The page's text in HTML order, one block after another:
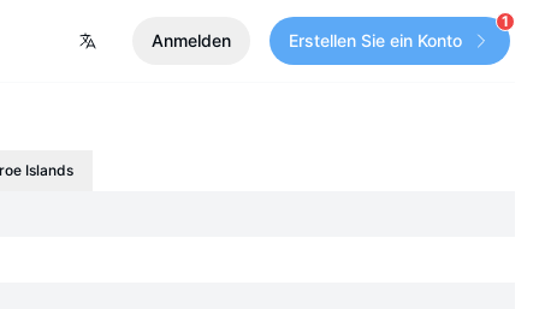
Anmelden Erstellen Sie ein Konto
1
Islands